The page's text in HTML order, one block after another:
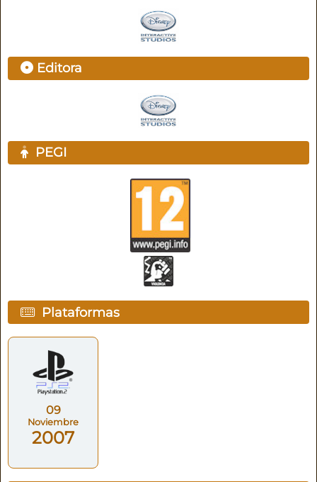
Editora
PEGI
Plataformas
09
Noviembre
2007